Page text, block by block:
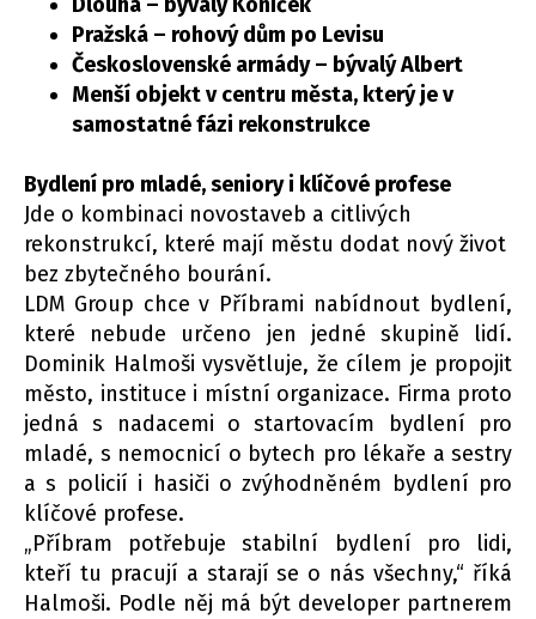
Pražská – rohový dům po Levisu
Československé armády – bývalý Albert
Menší objekt v centru města, který je v
samostatné fázi rekonstrukce
Bydlení pro mladé, seniory i klíčové profese
Jde o kombinaci novostaveb a citlivých
rekonstrukcí, které mají městu dodat nový život
bez zbytečného bourání.
LDM Group chce v Příbrami nabídnout bydlení,
které nebude určeno jen jedné skupině lidí.
Dominik Halmoši vysvětluje, že cílem je propojit
město, instituce i místní organizace. Firma proto
jedná s nadacemi o startovacím bydlení pro
mladé, s nemocnicí o bytech pro lékaře a sestry
a s policií i hasiči o zvýhodněném bydlení pro
klíčové profese.
„Příbram potřebuje stabilní bydlení pro lidi,
kteří tu pracují a starají se o nás všechny,“ říká
Halmoši. Podle něj má být developer partnerem